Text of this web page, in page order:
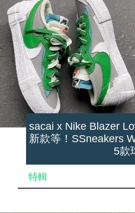
sacai x Nike Blazer
新款等！SSneakers
5款
特輯